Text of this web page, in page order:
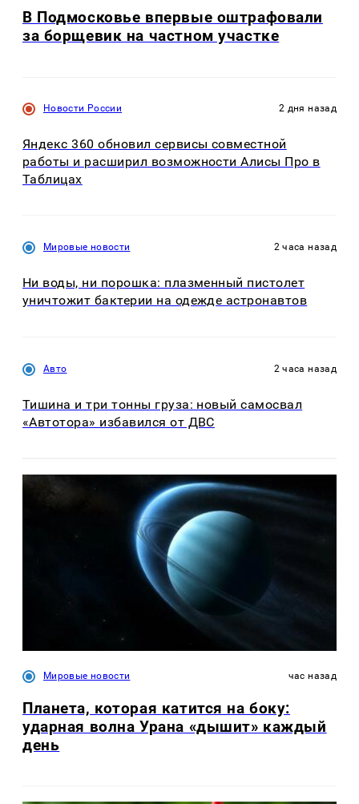
В Подмосковье впервые оштрафовали
за борщевик на частном участке
Новости России 2 дня назад
Яндекс 360 обновил сервисы совместной
работы и расширил возможности Алисы Про в
Таблицах
Мировые новости 2 часа назад
Ни воды, ни порошка: плазменный пистолет
уничтожит бактерии на одежде астронавтов
Авто 2 часа назад
Тишина и три тонны груза: новый самосвал
«Автотора» избавился от ДВС
Мировые новости час назад
Планета, которая катится на боку:
ударная волна Урана «дышит» каждый
день